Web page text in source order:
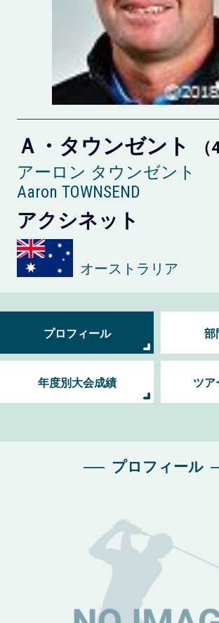
Ａ・タウンゼント
アーロン タウンゼント
Aaron TOWNSEND
アクシネット
オーストラリア
プロフィール 部
年度別大会成績 ツア
プロフィール